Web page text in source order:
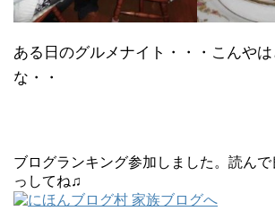
ある日のグルメナイト・・・こんや
な・・
ブログランキング参加しました。読ん
っしてね♫